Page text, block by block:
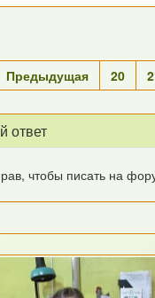
Предыдущая 20
ответ
чтобы писать на